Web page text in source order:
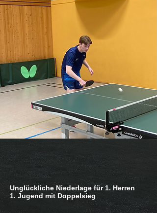
Unglückliche Niederlage für 1. Herren
1. Jugend mit Doppelsieg